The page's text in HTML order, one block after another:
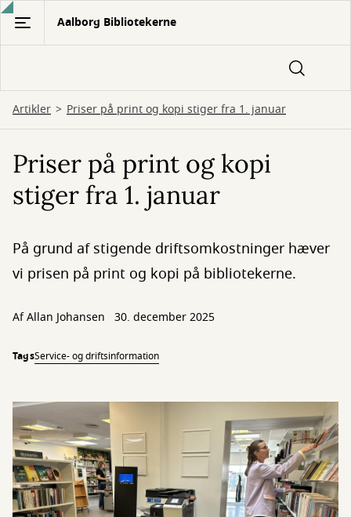
Gå
hovedindhold
Aalborg Bibliotekerne
Artikler Priser på print og kopi stiger fra 1. januar
Priser på print og kopi
stiger fra 1. januar
På grund af stigende driftsomkostninger hæver
vi prisen på print og kopi på bibliotekerne.
AfAllan Johansen 30. december 2025
TagsService- og driftsinformation